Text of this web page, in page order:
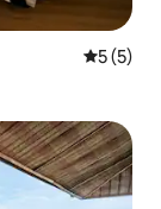
5 (5)